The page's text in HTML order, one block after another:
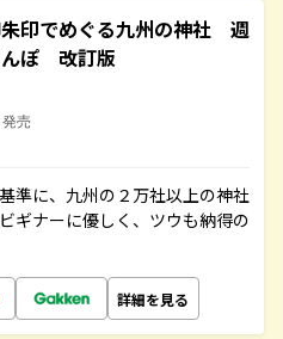
印でめぐる九州の神社 週
んぽ 改訂版
売
準に、九州の２万社以上の神社
ギナーに優しく、ツウも納得の
詳細を見る